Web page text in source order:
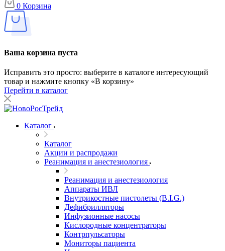
0 Корзина
Ваша корзина пуста
Исправить это просто: выберите в каталоге интересующий
товар и нажмите кнопку «В корзину»
Перейти в каталог
Каталог
Каталог
Акции и распродажи
Реанимация и анестезиология
Реанимация и анестезиология
Аппараты ИВЛ
Внутрикостные пистолеты (B.I.G.)
Дефибрилляторы
Инфузионные насосы
Кислородные концентраторы
Контрпульсаторы
Мониторы пациента